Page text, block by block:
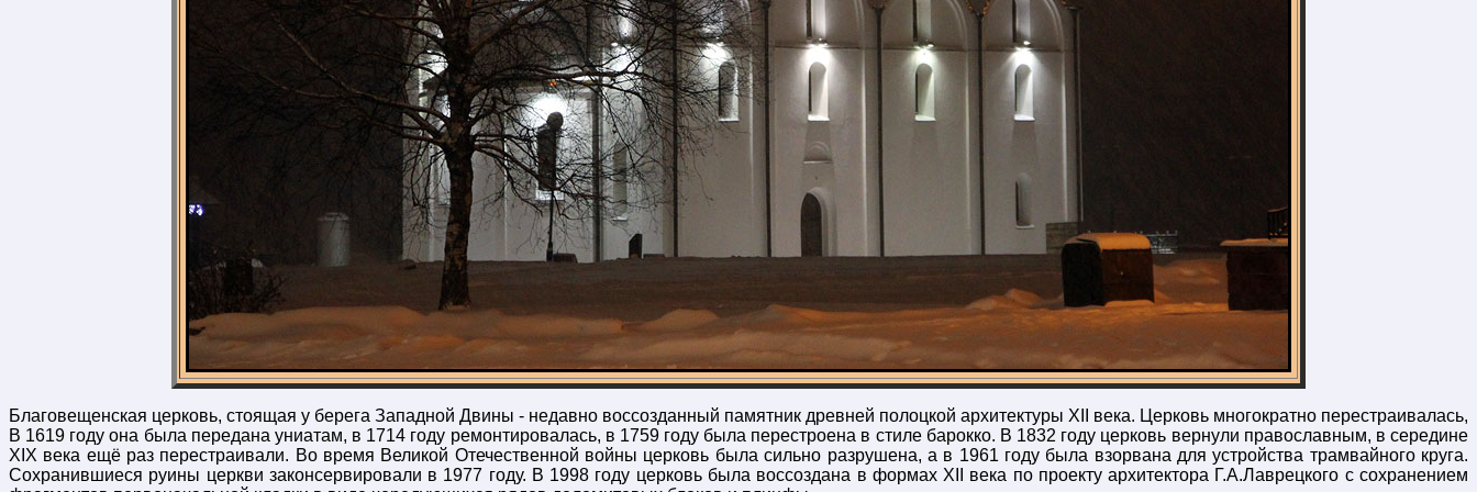
Благовещенская церковь, стоящая у берега Западной Двины - недавно воссозданный памятник древней полоцкой архитектуры XII века. Церковь многократно перестраивалась,
В 1619 году она была передана униатам, в 1714 году ремонтировалась, в 1759 году была перестроена в стиле барокко. В 1832 году церковь вернули православным, в середине
XIX века ещё раз перестраивали. Во время Великой Отечественной войны церковь была сильно разрушена, а в 1961 году была взорвана для устройства трамвайного круга.
Сохранившиеся руины церкви законсервировали в 1977 году. В 1998 году церковь была воссоздана в формах XII века по проекту архитектора Г.А.Лаврецкого с сохранением